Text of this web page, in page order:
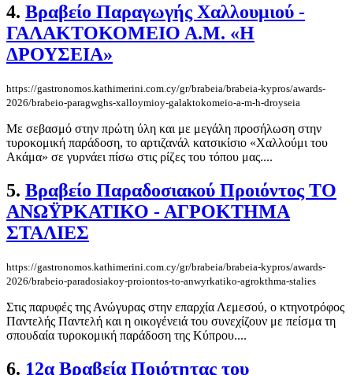
4. Βραβείο Παραγωγής Χαλλουμιού -
ΓΑΛΑΚΤΟΚΟΜΕΙΟ Α.Μ. «Η
ΔΡΟΥΣΕΙΑ»
https://gastronomos.kathimerini.com.cy/gr/brabeia/brabeia-kypros/awards-
2026/brabeio-paragwghs-xalloymioy-galaktokomeio-a-m-h-droyseia
Με σεβασμό στην πρώτη ύλη και με μεγάλη προσήλωση στην
τυροκομική παράδοση, το αρτιζανάλ κατσικίσιο «Χαλλούμι του
Ακάμα» σε γυρνάει πίσω στις ρίζες του τόπου μας....
5. Βραβείο Παραδοσιακού Προιόντος ΤΟ
ΑΝΩΫΡΚΑΤΙΚΟ - ΑΓΡΟΚΤΗΜΑ
ΣΤΑΛΙΕΣ
https://gastronomos.kathimerini.com.cy/gr/brabeia/brabeia-kypros/awards-
2026/brabeio-paradosiakoy-proiontos-to-anwyrkatiko-agrokthma-stalies
Στις παρυφές της Ανώγυρας στην επαρχία Λεμεσού, ο κτηνοτρόφος
Παντελής Παντελή και η οικογένειά του συνεχίζουν με πείσμα τη
σπουδαία τυροκομική παράδοση της Κύπρου....
6. 12α Βραβεία Ποιότητας του